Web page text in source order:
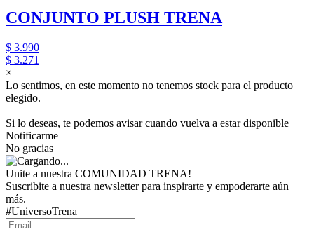
CONJUNTO PLUSH TRENA
$ 3.990
$ 3.271
×
Lo sentimos, en este momento no tenemos stock para el producto
elegido.
Si lo deseas, te podemos avisar cuando vuelva a estar disponible
Notificarme
No gracias
Unite a nuestra COMUNIDAD TRENA!
Suscribite a nuestra newsletter para inspirarte y empoderarte aún
más.
#UniversoTrena